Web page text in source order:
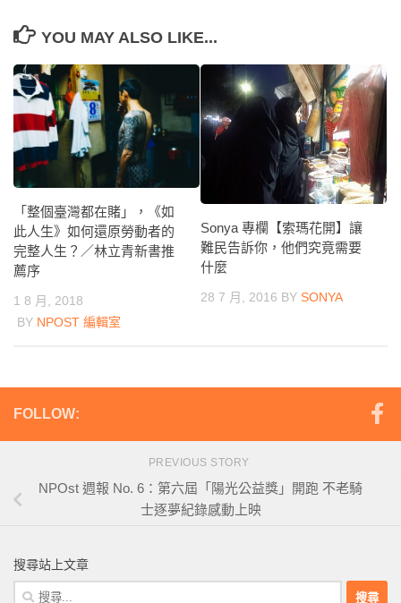
YOU MAY ALSO LIKE...
「整個臺灣都在賭」，《如
此人生》如何還原勞動者的
完整人生？／林立青新書推
薦序
1 8 月, 2018
BY NPOST 編輯室
Sonya 專欄【索瑪花開】讓
難民告訴你，他們究竟需要
什麼
28 7 月, 2016 BY SONYA
FOLLOW:
PREVIOUS STORY
NPOst 週報 No. 6：第六屆「陽光公益獎」開跑 不老騎
士逐夢紀錄感動上映
搜尋站上文章
搜